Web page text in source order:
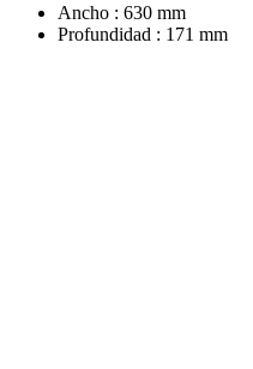
Ancho : 630 mm
Profundidad : 171 mm